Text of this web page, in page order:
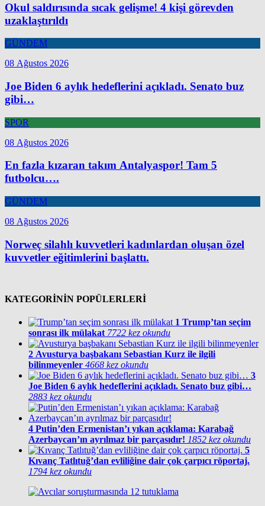
Okul saldırısında sıcak gelişme! 4 kişi görevden
uzaklaştırıldı
GÜNDEM
08 Ağustos 2026
Joe Biden 6 aylık hedeflerini açıkladı. Senato buz
gibi…
SPOR
08 Ağustos 2026
En fazla kızaran takım Antalyaspor! Tam 5
futbolcu….
GÜNDEM
08 Ağustos 2026
Norweç silahlı kuvvetleri kadınlardan oluşan özel
kuvvetler eğitimlerini başlattı.
KATEGORİNİN POPÜLERLERİ
1 Trump’tan seçim
sonrası ilk mülakat 7722 kez okundu
2 Avusturya başbakanı Sebastian Kurz ile ilgili
bilinmeyenler 4668 kez okundu
3
Joe Biden 6 aylık hedeflerini açıkladı. Senato buz gibi…
2883 kez okundu
4 Putin’den Ermenistan’ı yıkan açıklama: Karabağ
Azerbaycan’ın ayrılmaz bir parçasıdır! 1852 kez okundu
5
Kıvanç Tatlıtuğ’dan evliliğine dair çok çarpıcı röportaj.
1794 kez okundu